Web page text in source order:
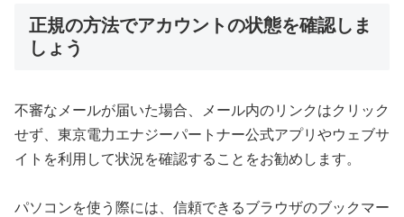
正規の方法でアカウントの状態を確認しま
しょう
不審なメールが届いた場合、メール内のリンクはクリック
せず、東京電力エナジーパートナー公式アプリやウェブサ
イトを利用して状況を確認することをお勧めします。
パソコンを使う際には、信頼できるブラウザのブックマー